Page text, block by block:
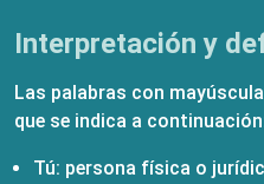
Interpretación y
Las palabras con
que se indica a
Tú: persona física o